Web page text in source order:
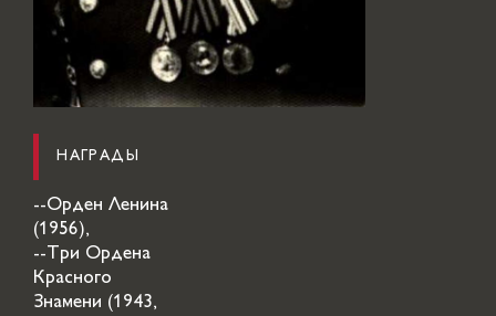
НАГРАДЫ
--Орден Ленина
(1956),
--Три Ордена
Красного
Знамени (1943,